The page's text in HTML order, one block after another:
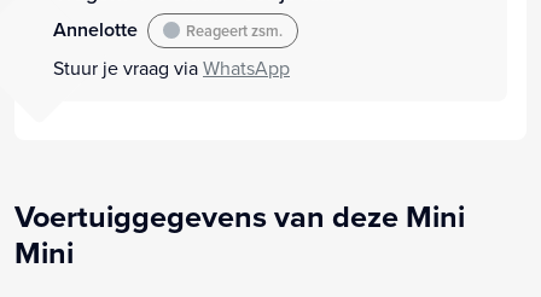
Annelotte Reageert zsm.
Stuur je vraag viaWhatsApp
Voertuiggegevens van deze Mini
Mini